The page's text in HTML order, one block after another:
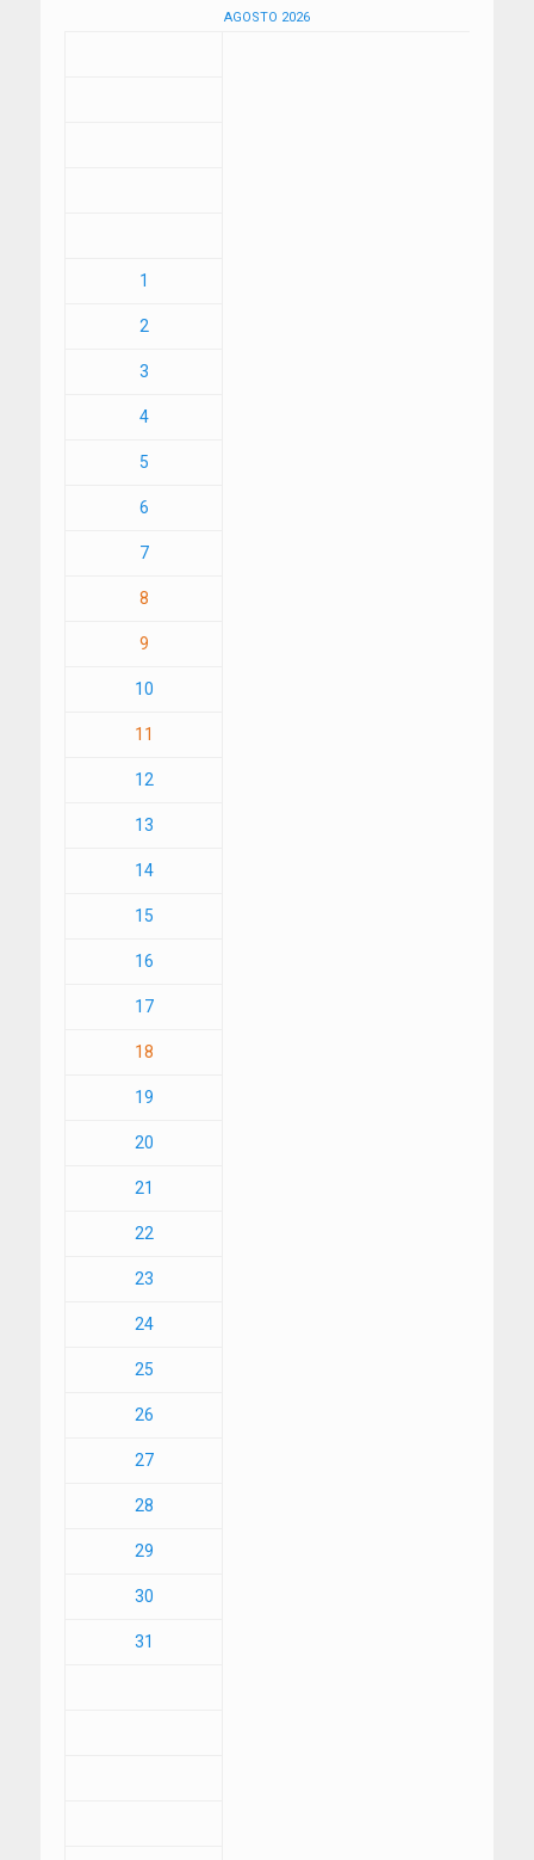
AGOSTO 2026
1
2
3
4
5
6
7
8
9
10
11
12
13
14
15
16
17
18
19
20
21
22
23
24
25
26
27
28
29
30
31